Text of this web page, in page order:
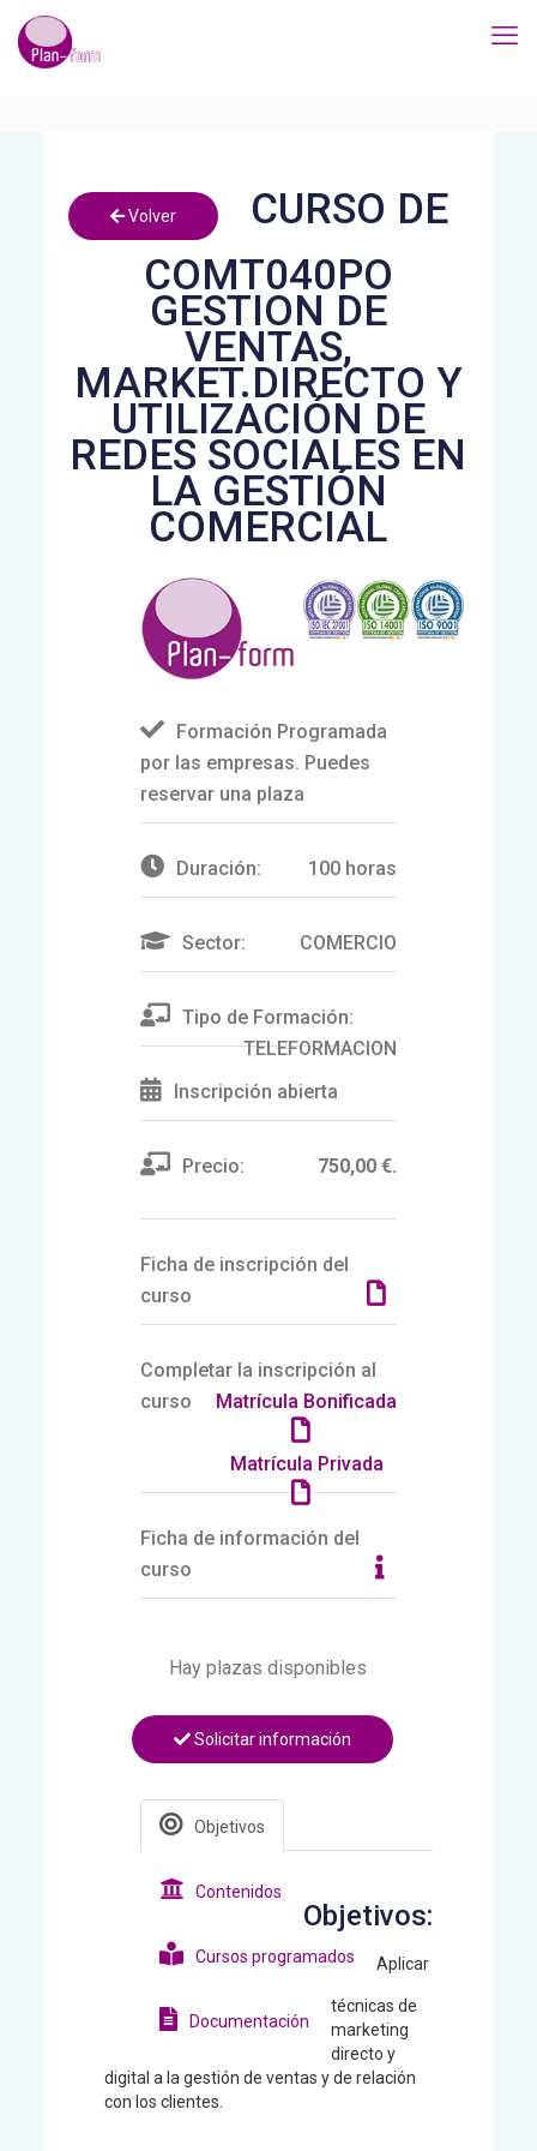
Volver
CURSO DE
COMT040PO
GESTION DE
VENTAS,
MARKET.DIRECTO Y
UTILIZACIÓN DE
REDES SOCIALES EN
LA GESTIÓN
COMERCIAL
Formación Programada
por las empresas. Puedes
reservar una plaza
Duración: 100 horas
Sector: COMERCIO
Tipo de Formación:
TELEFORMACION
Inscripción abierta
Precio: 750,00 €.
Ficha de inscripción del
curso
Completar la inscripción al
curso
Matrícula Bonificada
Matrícula Privada
Ficha de información del
curso
Hay plazas disponibles
Solicitar información
Objetivos
Contenidos
Cursos programados
Documentación
Objetivos:
Aplicar
técnicas de
marketing
directo y
digital a la gestión de ventas y de relación
con los clientes.